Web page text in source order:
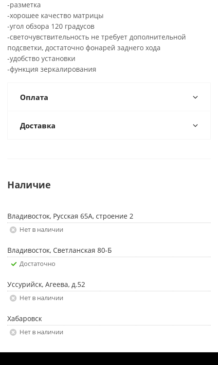
-разметка
-хорошее качество матрицы
-угол обзора 120 градусов
-светочувствительность не требует дополнительной
подсветки, достаточно фонарей заднего хода
-удобство установки
-функция зеркалирования
Оплата
Доставка
Наличие
Владивосток, Русская 65А, строение 2
Нет в наличии
Владивосток, Светланская 80-Б
Достаточно
Уссурийск, Агеева, д.52
Нет в наличии
Хабаровск
Нет в наличии